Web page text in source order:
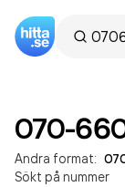
070-
Andra format:
Sökt på nummer